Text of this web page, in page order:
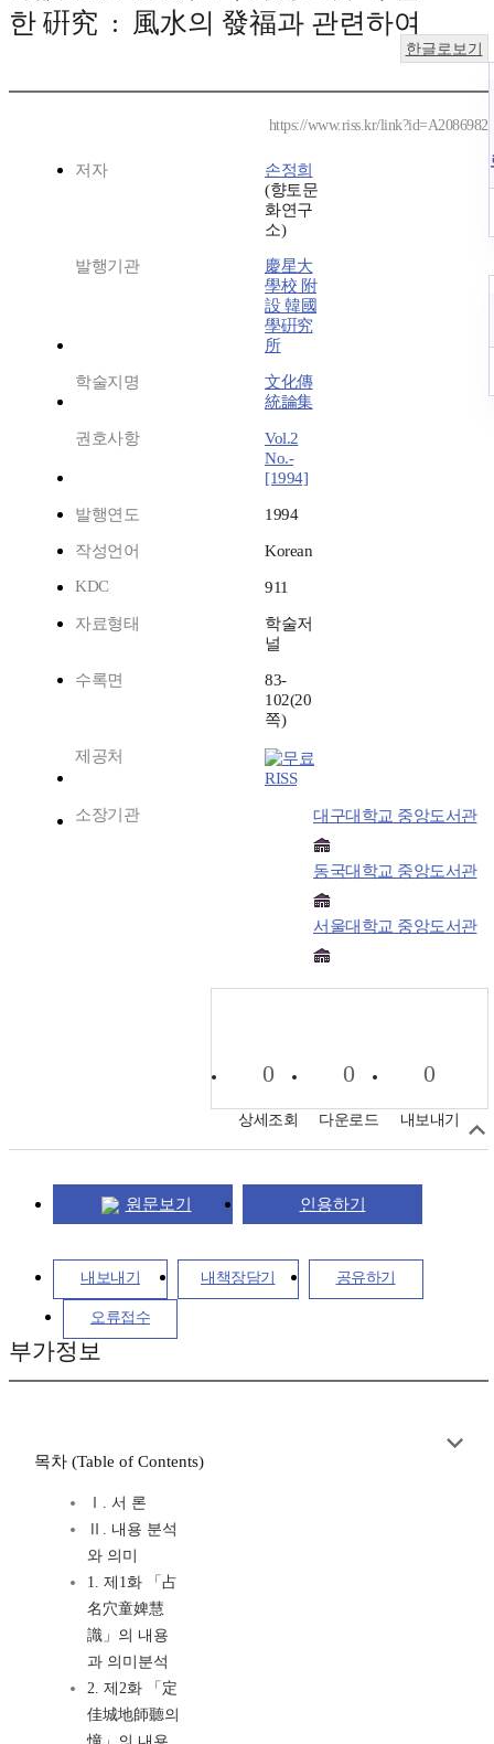
한 硏究 : 風水의 發福과 관련하여
한글로보기
https://www.riss.kr/link?id=A2086982
저자
손정희
(향토문
화연구
소)
발행기관
慶星大
學校 附
設 韓國
學硏究
所
학술지명
文化傳
統論集
권호사항
Vol.2
No.-
[1994]
발행연도 1994
작성언어
Korean
KDC
911
자료형태
학술저
널
수록면
83-
102(20
쪽)
제공처
RISS
소장기관 대구대학교 중앙도서관
동국대학교 중앙도서관
서울대학교 중앙도서관
0
상세조회
0
다운로드
0
내보내기
원문보기 인용하기
내보내기 내책장담기 공유하기
오류접수
부가정보
목차 (Table of Contents)
Ⅰ. 서 론
Ⅱ. 내용 분석
와 의미
1. 제1화 「占
名穴童婢慧
識」의 내용
과 의미분석
2. 제2화 「定
佳城地師聽의